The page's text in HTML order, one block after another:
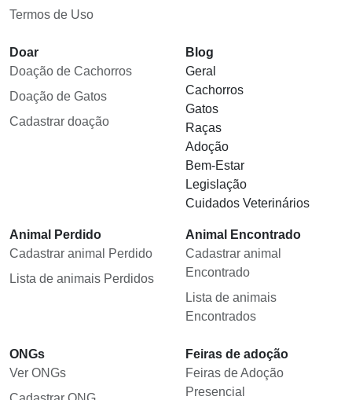
Termos de Uso
Doar
Doação de Cachorros
Doação de Gatos
Cadastrar doação
Blog
Geral
Cachorros
Gatos
Raças
Adoção
Bem-Estar
Legislação
Cuidados Veterinários
Animal Perdido
Cadastrar animal Perdido
Lista de animais Perdidos
Animal Encontrado
Cadastrar animal
Encontrado
Lista de animais
Encontrados
ONGs
Ver ONGs
Feiras de adoção
Feiras de Adoção
Presencial